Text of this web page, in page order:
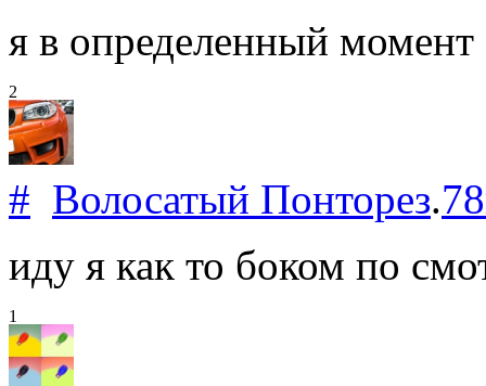
я в определенный
2
# Волосатый Понторез.
иду я как то боком по
1